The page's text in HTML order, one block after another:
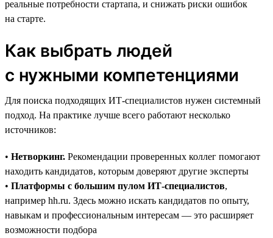
реальные потребности стартапа, и снижать риски ошибок
на старте.
Как выбрать людей
с нужными компетенциями
Для поиска подходящих ИТ-специалистов нужен системный
подход. На практике лучше всего работают несколько
источников:
• Нетворкинг. Рекомендации проверенных коллег помогают
находить кандидатов, которым доверяют другие эксперты
• Платформы с большим пулом ИТ-специалистов,
например hh.ru. Здесь можно искать кандидатов по опыту,
навыкам и профессиональным интересам — это расширяет
возможности подбора